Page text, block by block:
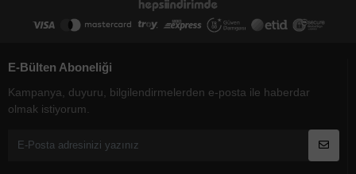
E-Bülten Aboneliği
Kampanya, duyuru, bilgilendirmelerden e-posta ile haberdar
olmak istiyorum.